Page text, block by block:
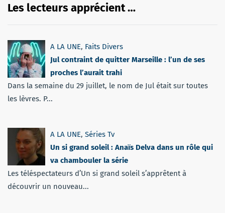
Les lecteurs apprécient …
A LA UNE, Faits Divers
Jul contraint de quitter Marseille : l’un de ses
proches l’aurait trahi
Dans la semaine du 29 juillet, le nom de Jul était sur toutes
les lèvres. P...
A LA UNE, Séries Tv
Un si grand soleil : Anaïs Delva dans un rôle qui
va chambouler la série
Les téléspectateurs d’Un si grand soleil s’apprêtent à
découvrir un nouveau...